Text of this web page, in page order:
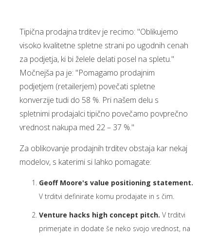
Tipična prodajna trditev je recimo: "Oblikujemo
visoko kvalitetne spletne strani po ugodnih cenah
za podjetja, ki bi želele delati posel na spletu."
Močnejša pa je: "Pomagamo prodajnim
podjetjem (retailerjem) povečati spletne
konverzije tudi do 58 %. Pri našem delu s
spletnimi prodajalci tipično povečamo povprečno
vrednost nakupa med 22 – 37 %."
Za oblikovanje prodajnih trditev obstaja kar nekaj
modelov, s katerimi si lahko pomagate:
Geoff Moore's value positioning statement.
V trditvi definirate komu prodajate in s čim.
Venture hacks high concept pitch. V trditvi
primerjate in dodate še neko svojo vrednost, na